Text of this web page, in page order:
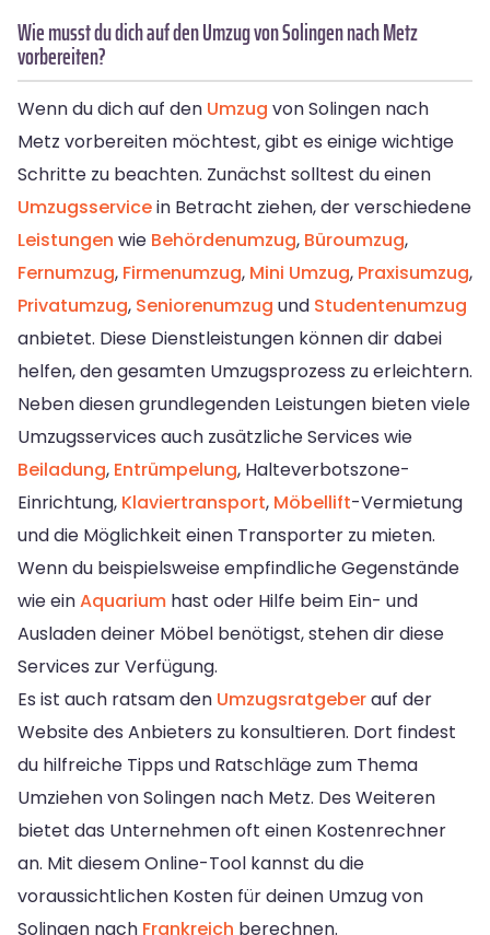
Wie musst du dich auf den Umzug von Solingen nach Metz
vorbereiten?
Wenn du dich auf den Umzug von Solingen nach
Metz vorbereiten möchtest, gibt es einige wichtige
Schritte zu beachten. Zunächst solltest du einen
Umzugsservicein Betracht ziehen, der verschiedene
Leistungen wie Behördenumzug, Büroumzug,
Fernumzug, Firmenumzug, Mini Umzug, Praxisumzug,
Privatumzug, Seniorenumzug und Studentenumzug
anbietet. Diese Dienstleistungen können dir dabei
helfen, den gesamten Umzugsprozess zu erleichtern.
Neben diesen grundlegenden Leistungen bieten viele
Umzugsservices auch zusätzliche Services wie
Beiladung, Entrümpelung, Halteverbotszone-
Einrichtung, Klaviertransport, Möbellift-Vermietung
und die Möglichkeit einen Transporter zu mieten.
Wenn du beispielsweise empfindliche Gegenstände
wie einAquarium hast oder Hilfe beim Ein- und
Ausladen deiner Möbel benötigst, stehen dir diese
Services zur Verfügung.
Es ist auch ratsam den Umzugsratgeberauf der
Website des Anbieters zu konsultieren. Dort findest
du hilfreiche Tipps und Ratschläge zum Thema
Umziehen von Solingen nach Metz. Des Weiteren
bietet das Unternehmen oft einen Kostenrechner
an. Mit diesem Online-Tool kannst du die
voraussichtlichen Kosten für deinen Umzug von
Solingen nach Frankreich berechnen.